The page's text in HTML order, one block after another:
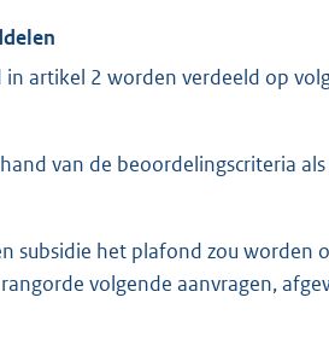
artikel 2 worden verdeeld op
van de beoordelingscriteria
subsidie het plafond zou worden
volgende aanvragen,